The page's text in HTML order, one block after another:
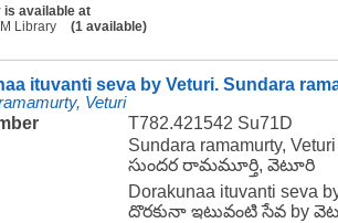
is available at
Library
(1 available)
ituvanti seva by Veturi. Sundara
Veturi
T782.421542 Su71D
Sundara ramamurty, Veturi
సుందర రామమూర్తి, వెటూరి
Dorakunaa ituvanti seva
దొరకునా ఇటువంటి సేవ by